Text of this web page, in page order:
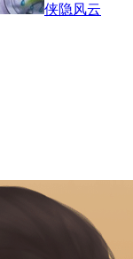
侠隐风云